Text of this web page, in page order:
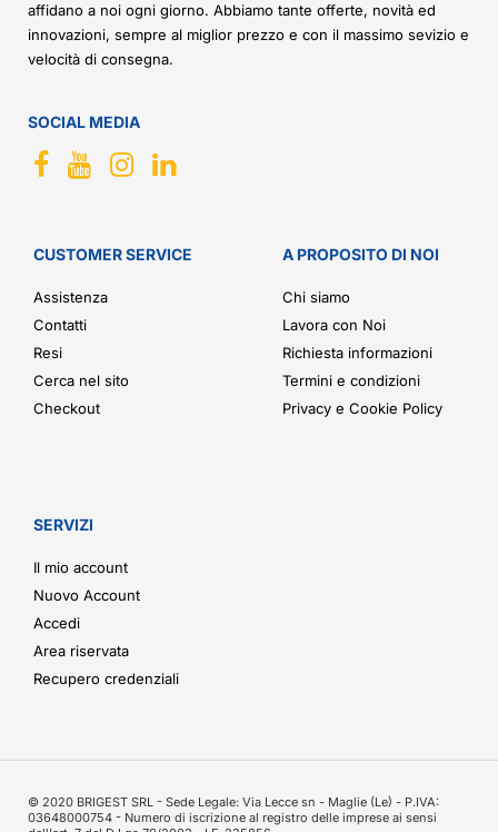
affidano a noi ogni giorno. Abbiamo tante offerte, novità ed
innovazioni, sempre al miglior prezzo e con il massimo sevizio e
velocità di consegna.
SOCIAL MEDIA
CUSTOMER SERVICE
Assistenza
Contatti
Resi
Cerca nel sito
Checkout
A PROPOSITO DI NOI
Chi siamo
Lavora con Noi
Richiesta informazioni
Termini e condizioni
Privacy e Cookie Policy
SERVIZI
Il mio account
Nuovo Account
Accedi
Area riservata
Recupero credenziali
© 2020 BRIGEST SRL - Sede Legale: Via Lecce sn - Maglie (Le) - P.IVA:
03648000754 - Numero di iscrizione al registro delle imprese ai sensi